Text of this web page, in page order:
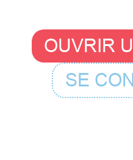
OUVRIR
SE